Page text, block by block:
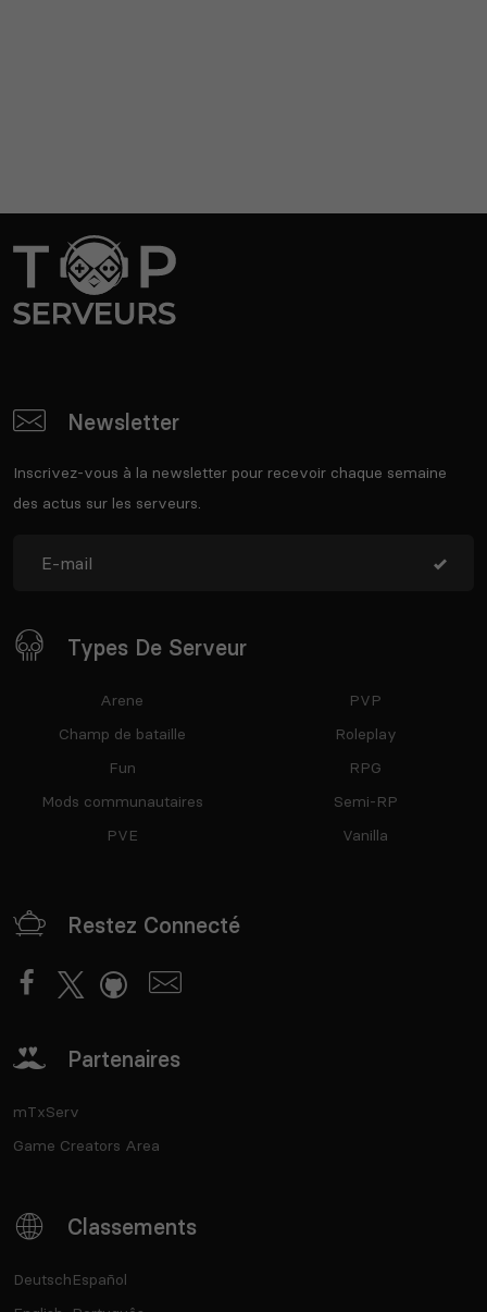
Newsletter
Inscrivez-vous à la newsletter pour recevoir chaque semaine
des actus sur les serveurs.
Types De Serveur
Arene
Champ de bataille
Fun
Mods communautaires
PVE
PVP
Roleplay
RPG
Semi-RP
Vanilla
Restez Connecté
Partenaires
mTxServ
Game Creators Area
Classements
DeutschEspañol